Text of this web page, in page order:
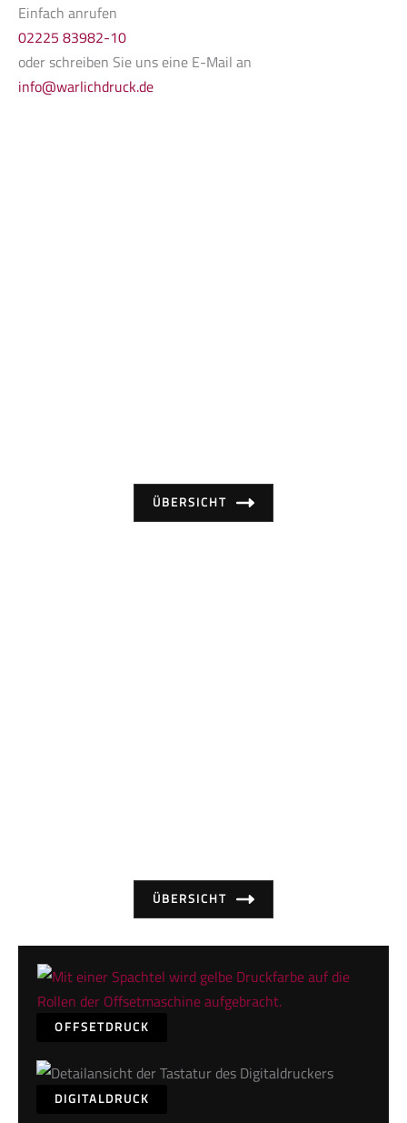
Einfach anrufen
02225 83982-10
oder schreiben Sie uns eine E-Mail an
info@warlichdruck.de
ÜBERSICHT
ÜBERSICHT
OFFSETDRUCK
DIGITALDRUCK